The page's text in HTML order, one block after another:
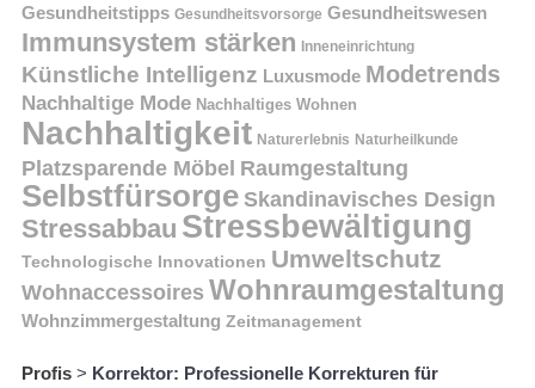
Gesundheitstipps Gesundheitsvorsorge Gesundheitswesen
Immunsystem stärken Inneneinrichtung
Künstliche Intelligenz Luxusmode Modetrends
Nachhaltige Mode Nachhaltiges Wohnen
Nachhaltigkeit Naturerlebnis Naturheilkunde
Platzsparende Möbel Raumgestaltung
Selbstfürsorge Skandinavisches Design
Stressabbau Stressbewältigung
Technologische Innovationen Umweltschutz
Wohnaccessoires Wohnraumgestaltung
Wohnzimmergestaltung Zeitmanagement
Profis > Korrektor: Professionelle Korrekturen für